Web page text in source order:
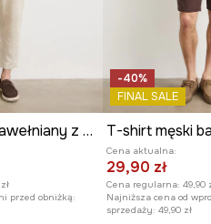
T-shirt męski bawełniany z elastanem
przed obniżką:
-40%
FINAL SALE
T-shirt męski
Cena aktualna:
29,90 zł
Cena regularna: 49,90
Najniższa cena od
sprzedaży: 49,90 zł